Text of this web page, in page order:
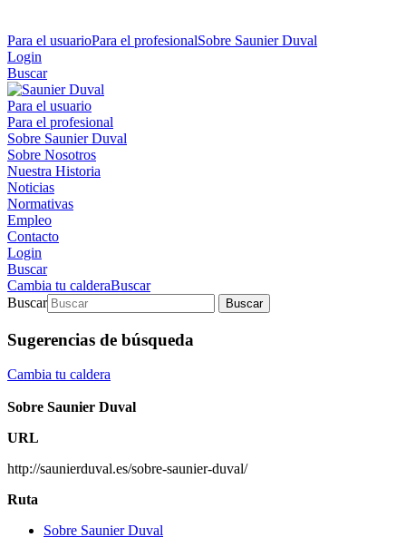
Para el usuarioPara el profesionalSobre Saunier Duval
Login
Buscar
Para el usuario
Para el profesional
Sobre Saunier Duval
Sobre Nosotros
Nuestra Historia
Noticias
Normativas
Empleo
Contacto
Login
Buscar
Cambia tu calderaBuscar
Buscar
Buscar
Sugerencias de búsqueda
Cambia tu caldera
Sobre Saunier Duval
URL
http://saunierduval.es/sobre-saunier-duval/
Ruta
Sobre Saunier Duval